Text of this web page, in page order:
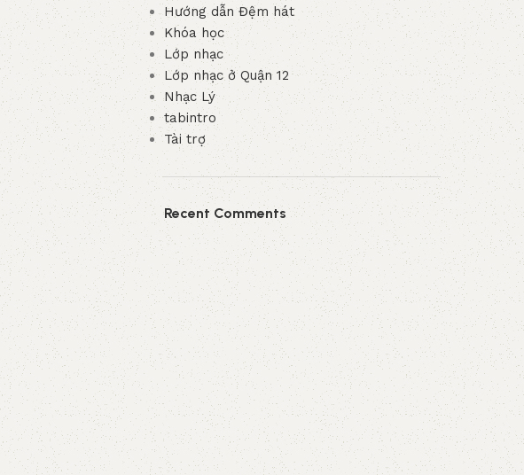
Hướng dẫn Đệm hát
Khóa học
Lớp nhạc
Lớp nhạc ở Quận 12
Nhạc Lý
tabintro
Tài trợ
Recent Comments